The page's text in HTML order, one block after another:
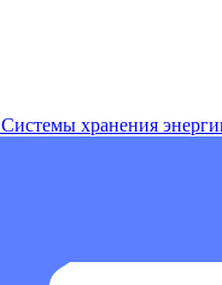
Системы хранения